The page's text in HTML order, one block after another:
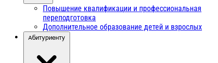
Повышение квалификации и профессиональная
переподготовка
Дополнительное образование детей и взрослых
Абитуриенту